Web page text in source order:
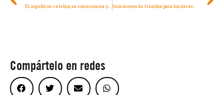
El orgullo se celebra, se conmemora y se reivindica en la protesta. Seis meses de triunfos para los derechos humanos
Compártelo en redes